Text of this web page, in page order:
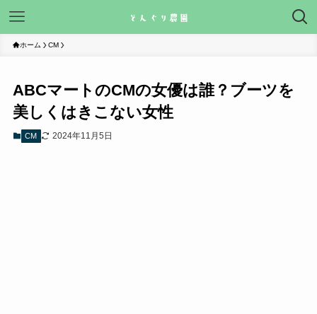
ホーム CM
ABCマートのCMの女優は誰？ブーツを
美しくはきこない女性
CM 2024年11月5日